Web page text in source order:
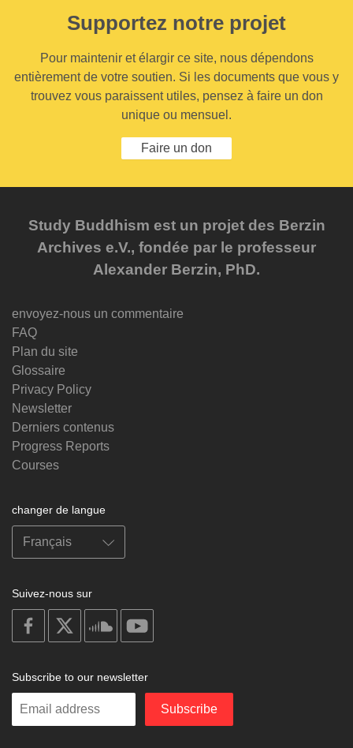
Supportez notre projet
Pour maintenir et élargir ce site, nous dépendons
entièrement de votre soutien. Si les documents que vous y
trouvez vous paraissent utiles, pensez à faire un don
unique ou mensuel.
Faire un don
Study Buddhism est un projet des Berzin
Archives e.V., fondée par le professeur
Alexander Berzin, PhD.
envoyez-nous un commentaire
FAQ
Plan du site
Glossaire
Privacy Policy
Newsletter
Derniers contenus
Progress Reports
Courses
changer de langue
Suivez-nous sur
on
facebook
soundcloud
Subscribe to our newsletter
Enter
Subscribe